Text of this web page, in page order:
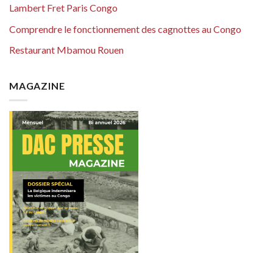
Lambert Fret Paris Congo
Comprendre le fonctionnement des cagnottes au Congo
Restaurant Mbamou Rouen
MAGAZINE